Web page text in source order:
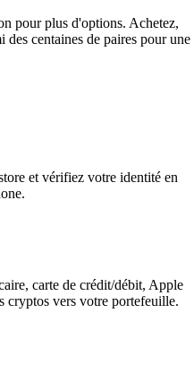
pour plus d'options. Achetez,
centaines de paires pour une
et vérifiez votre identité en
carte de crédit/débit, Apple
cryptos vers votre portefeuille.